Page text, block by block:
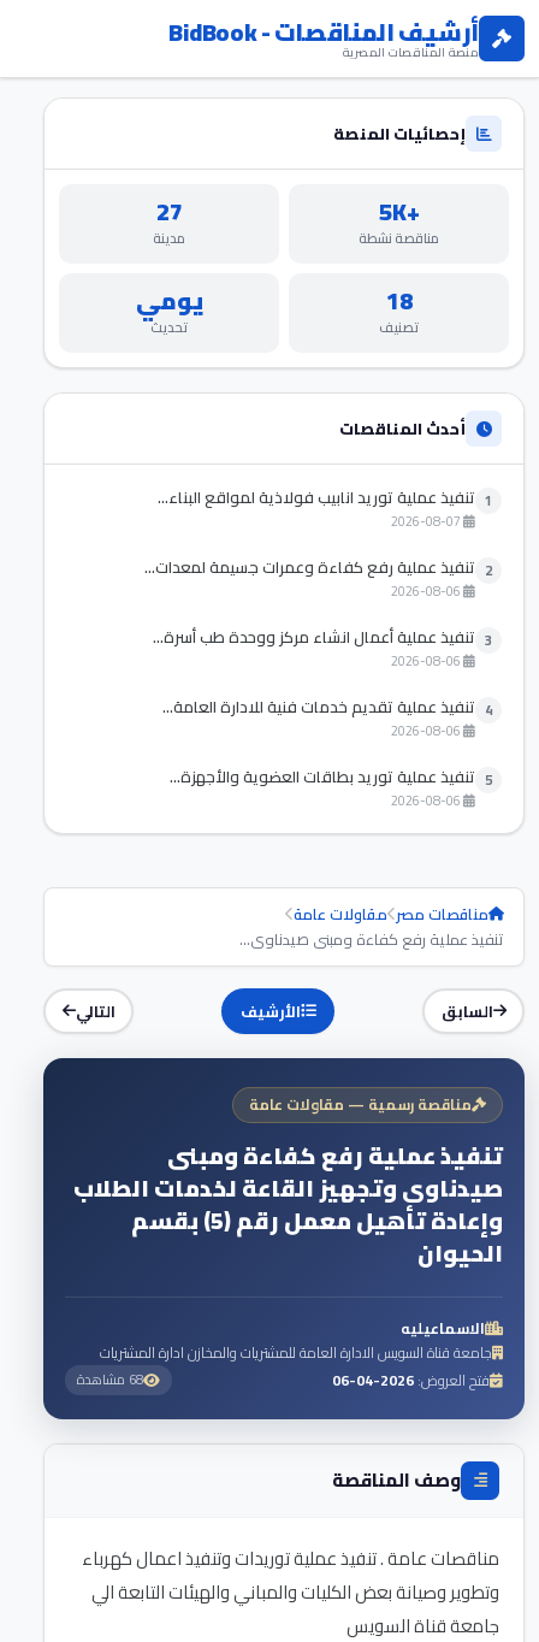
أرشيف المناقصات - BidBook
منصة المناقصات المصرية
إحصائيات المنصة
+5K
مناقصة نشطة
27
مدينة
18
تصنيف
يومي
تحديث
أحدث المناقصات
1 تنفيذ عملية توريد انابيب فولاذية لمواقع البناء...
2 تنفيذ عملية رفع كفاءة وعمرات جسيمة لمعدات...
3 تنفيذ عملية أعمال انشاء مركز ووحدة طب أسرة...
4 تنفيذ عملية تقديم خدمات فنية للادارة العامة...
5 تنفيذ عملية توريد بطاقات العضوية والأجهزة...
مناقصات مصر مقاولات عامة
تنفيذ عملية رفع كفاءة ومبنى صيدناوى...
السابق الأرشيف التالي
مناقصة رسمية — مقاولات عامة
تنفيذ عملية رفع كفاءة ومبنى
صيدناوى وتجهيز القاعة لخدمات الطلاب
وإعادة تأهيل معمل رقم (5) بقسم
الحيوان
الاسماعيليه
جامعة قناة السويس الادارة العامة للمشتريات والمخازن ادارة المشتريات
فتح العروض:2026-04-06 68 مشاهدة
وصف المناقصة
مناقصات عامة . تنفيذ عملية توريدات وتنفيذ اعمال كهرباء
وتطوير وصيانة بعض الكليات والمباني والهيئات التابعة الي